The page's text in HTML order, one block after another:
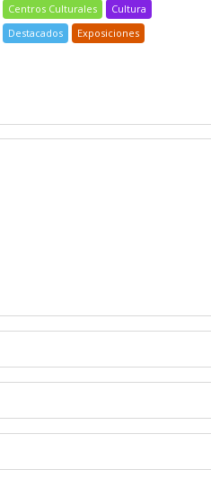
Centros Culturales
Cultura
Destacados
Exposiciones